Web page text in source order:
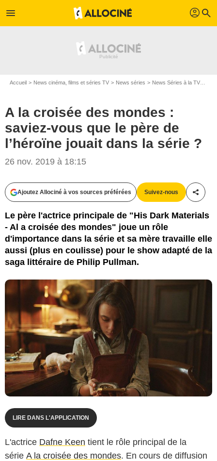
menu profil search
Accueil News cinéma, films et séries TV News séries News Séries à la TV
A la croisée des mondes :
saviez-vous que le père de
l’héroïne jouait dans la série ?
26 nov. 2019 à 18:15
Ajoutez Allociné à vos sources préférées Suivez-nous
Le père l'actrice principale de "His Dark Materials
- Al a croisée des mondes" joue un rôle
d'importance dans la série et sa mère travaille elle
aussi (plus en coulisse) pour le show adapté de la
saga littéraire de Philip Pullman.
LIRE DANS L'APPLICATION
L'actrice Dafne Keen tient le rôle principal de la
série A la croisée des mondes. En cours de diffusion